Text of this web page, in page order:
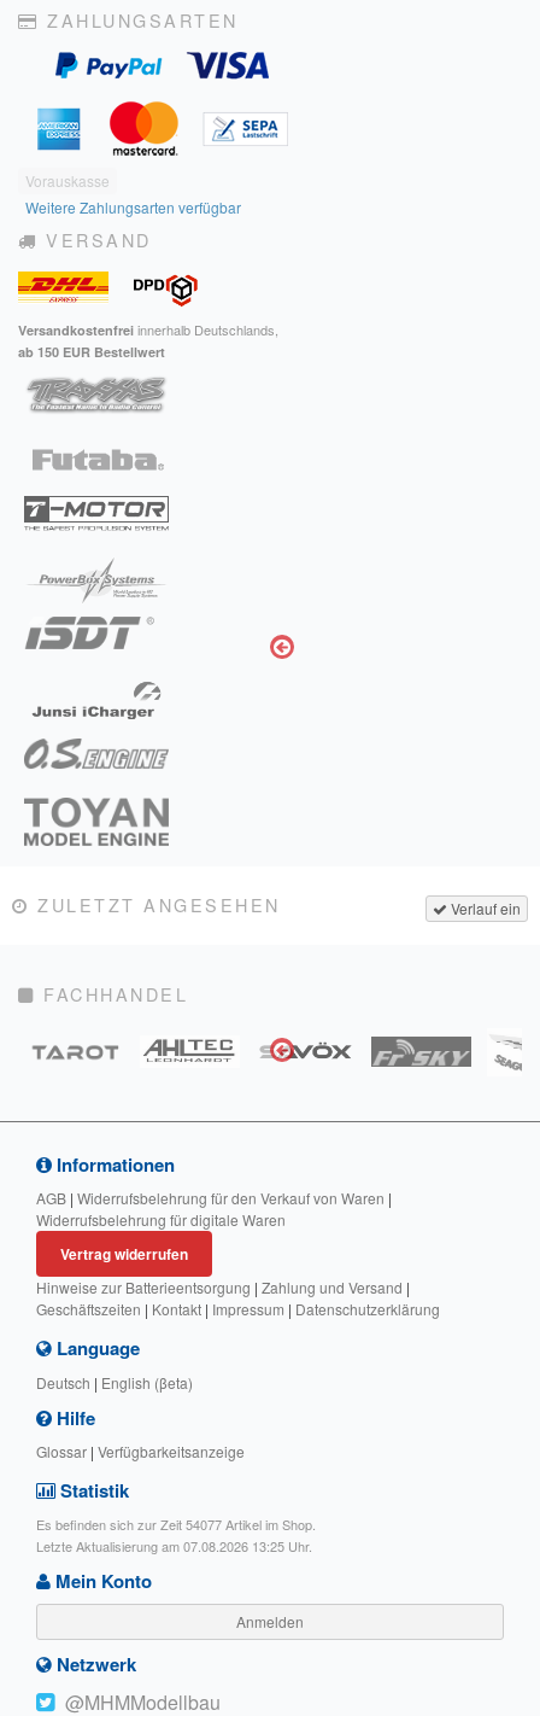
Hinweise zur Batterieentsorgung
Geschäftszeiten
Impressum
FAQ
ÜBER UNS
Was wir bieten
Unsere Philosophie
KONTAKT
ZAHLUNGSARTEN
Vorauskasse
Weitere Zahlungsarten verfügbar
VERSAND
Versandkostenfrei innerhalb Deutschlands,
ab 150 EUR Bestellwert
Verlauf ein
ZULETZT ANGESEHEN
FACHHANDEL
Informationen
AGB | Widerrufsbelehrung für den Verkauf von Waren |
Widerrufsbelehrung für digitale Waren
Vertrag widerrufen
Hinweise zur Batterieentsorgung | Zahlung und Versand |
Geschäftszeiten | Kontakt | Impressum | Datenschutzerklärung
Language
Deutsch | English (βeta)
Hilfe
Glossar | Verfügbarkeitsanzeige
Statistik
Es befinden sich zur Zeit 54077 Artikel im Shop.
Letzte Aktualisierung am 07.08.2026 13:25 Uhr.
Mein Konto
Anmelden
Netzwerk
@MHMModellbau